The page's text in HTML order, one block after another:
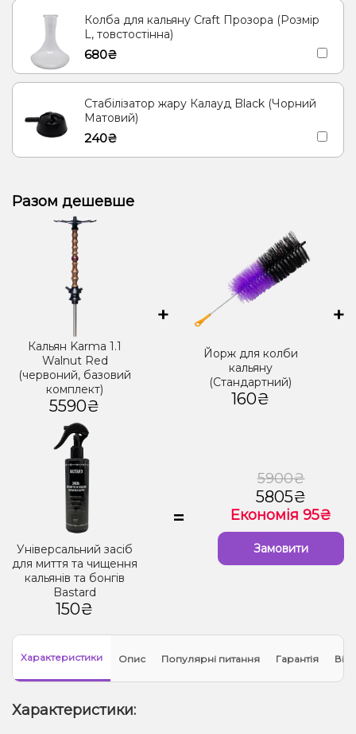
Колба для кальяну Craft Прозора (Розмір
L, товстостінна)
680₴
Стабілізатор жару Калауд Black (Чорний
Матовий)
240₴
Разом дешевше
Кальян Karma 1.1
Walnut Red
(червоний, базовий
комплект)
5590₴
+
Йорж для колби
кальяну
(Стандартний)
160₴
+
Універсальний засіб
для миття та чищення
кальянів та бонгів
Bastard
150₴
=
5900₴
5805₴
Економія 95₴
Замовити
Характеристики Опис Популярні питання Гарантія
Характеристики: